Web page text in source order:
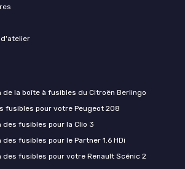
d'atelier
de la boîte à fusibles du Citroën Berlingo
fusibles pour votre Peugeot 208
fusibles pour la Clio 3
fusibles pour le Partner 1.6 HDi
des fusibles pour votre Renault Scénic 2